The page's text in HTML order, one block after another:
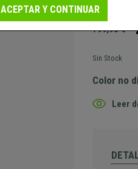
799,90 €
Sin Stock
Color no
Leer
ACEPTAR Y CONTINUAR